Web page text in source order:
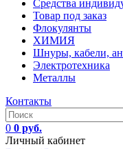
Средства
Товар под заказ
Флокулянты
ХИМИЯ
Шнуры, кабели,
Электротехника
Металлы
Контакты
0 0 руб.
Личный кабинет